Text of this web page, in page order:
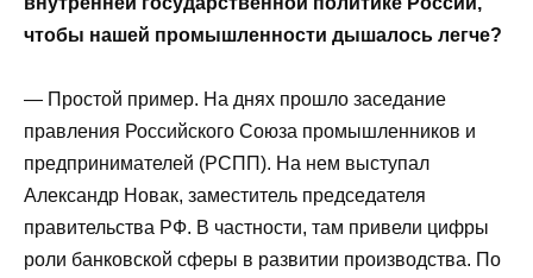
чтобы нашей промышленности дышалось легче?
— Простой пример. На днях прошло заседание
правления Российского Союза промышленников и
предпринимателей (РСПП). На нем выступал
Александр Новак, заместитель председателя
правительства РФ. В частности, там привели цифры
роли банковской сферы в развитии производства. По